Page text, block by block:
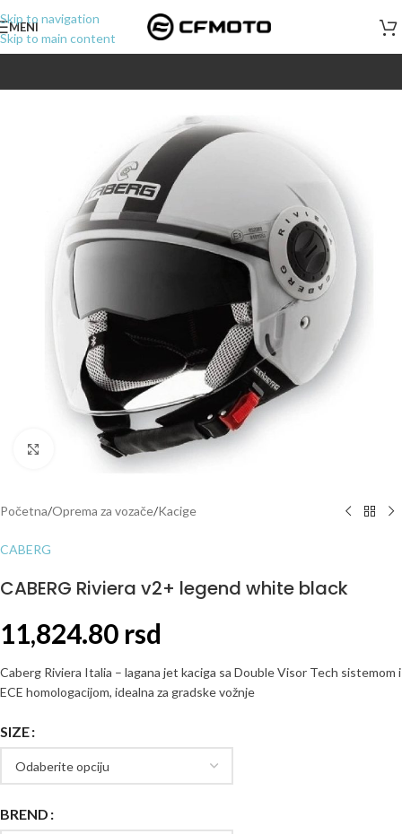
Skip to navigation
Skip to main content
MENI
Click to enlarge
Početna/Oprema za vozače/Kacige
CABERG
CABERG Riviera v2+ legend white black
11,824.80 rsd
Caberg Riviera Italia – lagana jet kaciga sa Double Visor Tech sistemom i
ECE homologacijom, idealna za gradske vožnje
SIZE
BREND